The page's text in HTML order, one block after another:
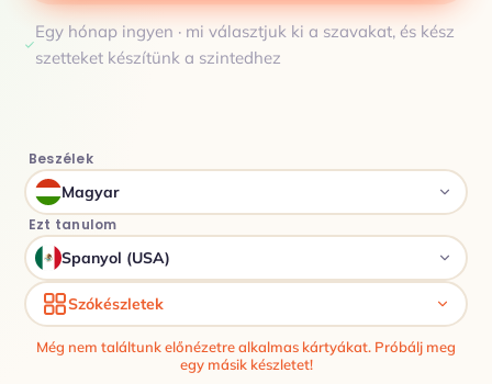
Egy hónap ingyen · mi választjuk ki a szavakat, és kész
szetteket készítünk a szintedhez
Beszélek
Magyar
Ezt tanulom
Spanyol (USA)
Szókészletek
Még nem találtunk előnézetre alkalmas kártyákat. Próbálj meg
egy másik készletet!